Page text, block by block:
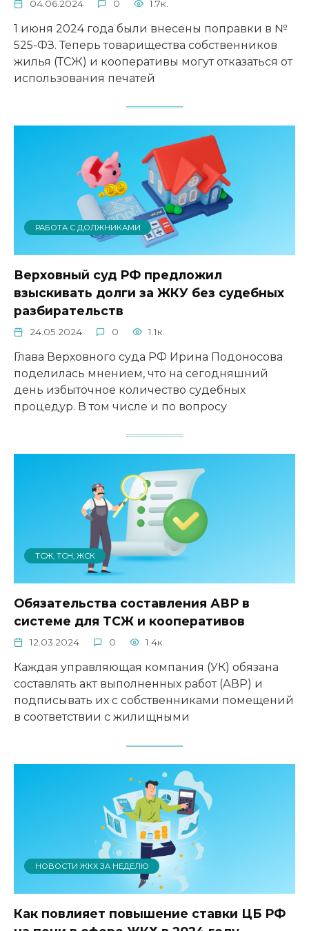
04.06.2024 0 1.7к.
1 июня 2024 года были внесены поправки в №
525-ФЗ. Теперь товарищества собственников
жилья (ТСЖ) и кооперативы могут отказаться от
использования печатей
РАБОТА С ДОЛЖНИКАМИ
Верховный суд РФ предложил
взыскивать долги за ЖКУ без судебных
разбирательств
24.05.2024 0 1.1к.
Глава Верховного суда РФ Ирина Подоносова
поделилась мнением, что на сегодняшний
день избыточное количество судебных
процедур. В том числе и по вопросу
ТСЖ, ТСН, ЖСК
Обязательства составления АВР в
системе для ТСЖ и кооперативов
12.03.2024 0 1.4к.
Каждая управляющая компания (УК) обязана
составлять акт выполненных работ (АВР) и
подписывать их с собственниками помещений
в соответствии с жилищными
НОВОСТИ ЖКХ ЗА НЕДЕЛЮ
Как повлияет повышение ставки ЦБ РФ